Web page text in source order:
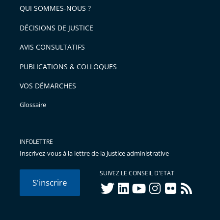
arriver
après
l'article
pour
avant
QUI SOMMES-NOUS ?
DÉCISIONS DE JUSTICE
AVIS CONSULTATIFS
PUBLICATIONS & COLLOQUES
VOS DÉMARCHES
Glossaire
INFOLETTRE
Inscrivez-vous à la lettre de la Justice administrative
S'inscrire
SUIVEZ LE CONSEIL D'ETAT
twitterlinkedInyoutubeinstagram
flickr rss